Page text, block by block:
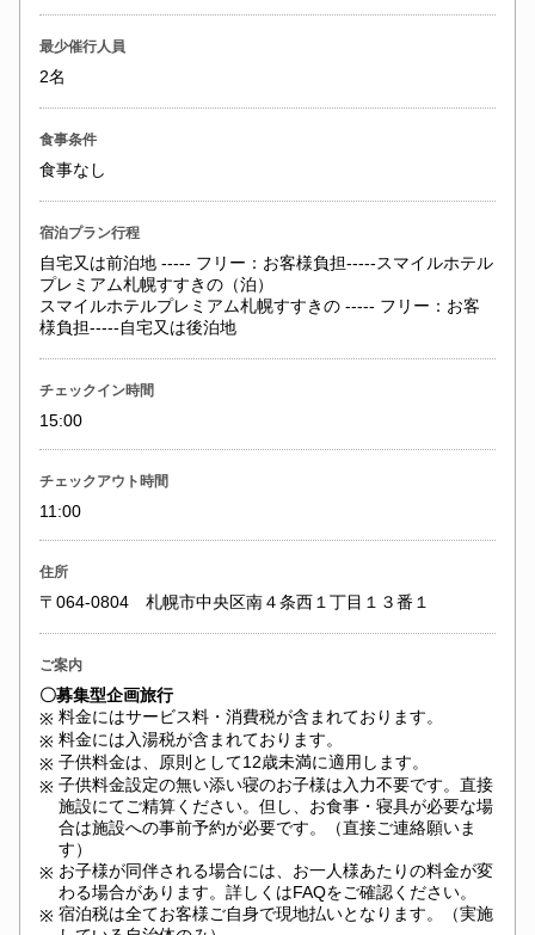
最少催行人員
2名
食事条件
食事なし
宿泊プラン行程
自宅又は前泊地 ----- フリー：お客様負担-----スマイルホテル
プレミアム札幌すすきの（泊）
スマイルホテルプレミアム札幌すすきの ----- フリー：お客
様負担-----自宅又は後泊地
チェックイン時間
15:00
チェックアウト時間
11:00
住所
〒064-0804 札幌市中央区南４条西１丁目１３番１
ご案内
〇募集型企画旅行
※ 料金にはサービス料・消費税が含まれております。
※ 料金には入湯税が含まれております。
※ 子供料金は、原則として12歳未満に適用します。
※ 子供料金設定の無い添い寝のお子様は入力不要です。直接
施設にてご精算ください。但し、お食事・寝具が必要な場
合は施設への事前予約が必要です。（直接ご連絡願いま
す）
※ お子様が同伴される場合には、お一人様あたりの料金が変
わる場合があります。詳しくはFAQをご確認ください。
※ 宿泊税は全てお客様ご自身で現地払いとなります。（実施